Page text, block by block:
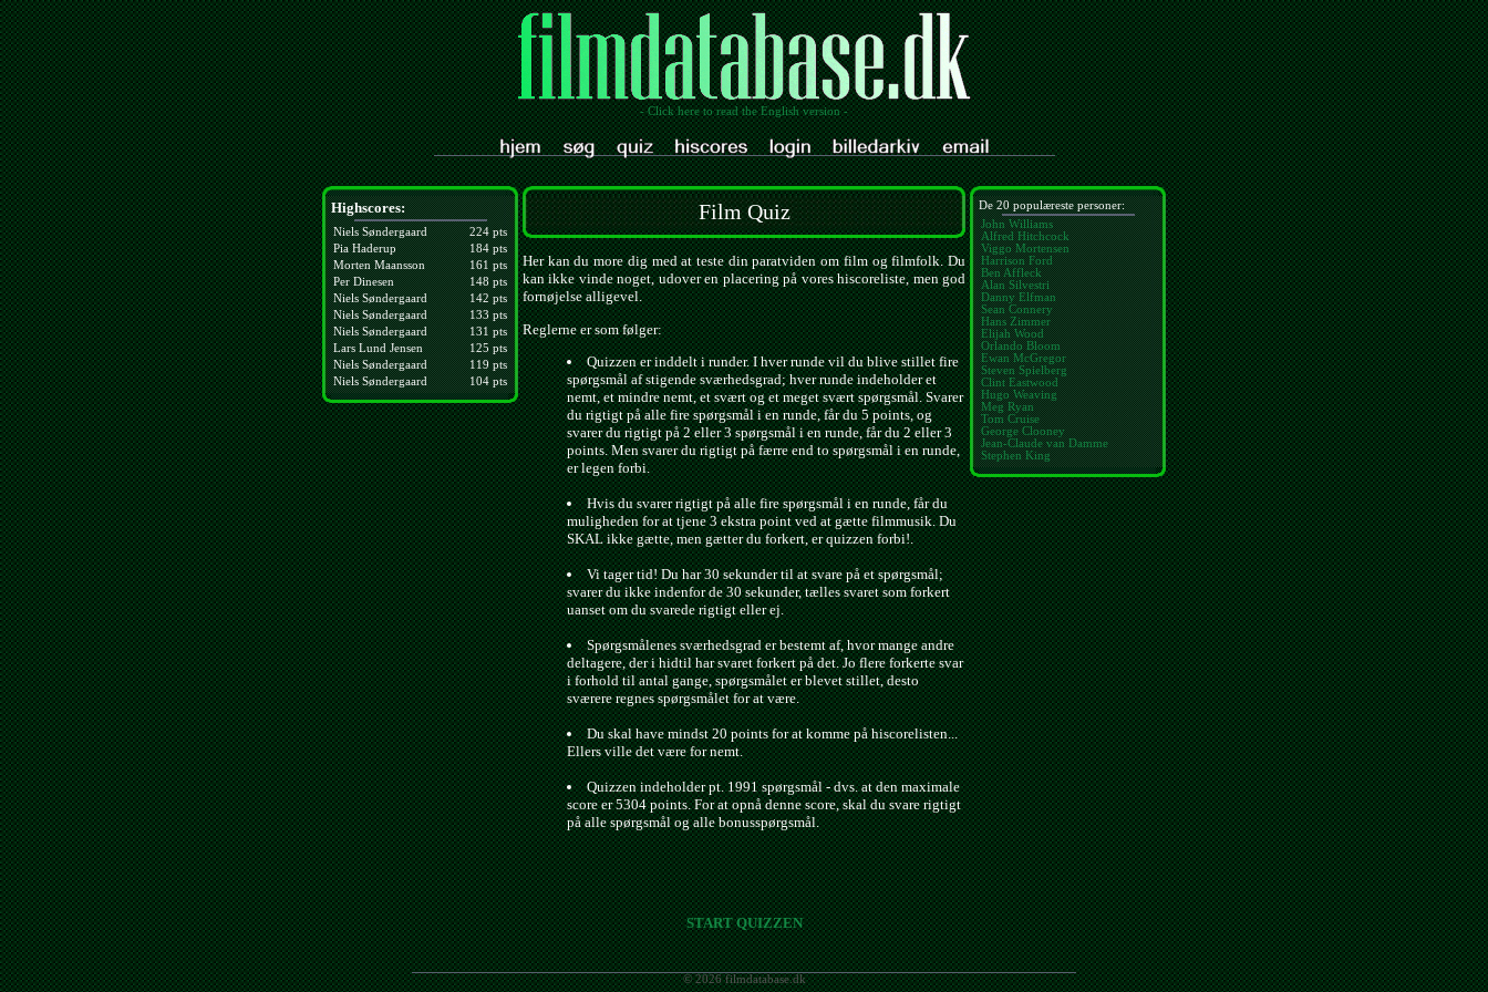
- Click here to read the English version -
Highscores:
Niels Søndergaard
224 pts
Pia Haderup
184 pts
Morten Maansson
161 pts
Per Dinesen
148 pts
Niels Søndergaard
142 pts
Niels Søndergaard
133 pts
Niels Søndergaard
131 pts
Lars Lund Jensen
125 pts
Niels Søndergaard
119 pts
Niels Søndergaard
104 pts
Film Quiz
Her kan du more dig med at teste din paratviden om film og filmfolk. Du
kan ikke vinde noget, udover en placering på vores hiscoreliste, men god
fornøjelse alligevel.
Reglerne er som følger:
Quizzen er inddelt i runder. I hver runde vil du blive stillet fire
spørgsmål af stigende sværhedsgrad; hver runde indeholder et
nemt, et mindre nemt, et svært og et meget svært spørgsmål. Svarer
du rigtigt på alle fire spørgsmål i en runde, får du 5 points, og
svarer du rigtigt på 2 eller 3 spørgsmål i en runde, får du 2 eller 3
points. Men svarer du rigtigt på færre end to spørgsmål i en runde,
er legen forbi.
Hvis du svarer rigtigt på alle fire spørgsmål i en runde, får du
muligheden for at tjene 3 ekstra point ved at gætte filmmusik. Du
SKAL ikke gætte, men gætter du forkert, er quizzen forbi!.
Vi tager tid! Du har 30 sekunder til at svare på et spørgsmål;
svarer du ikke indenfor de 30 sekunder, tælles svaret som forkert
uanset om du svarede rigtigt eller ej.
Spørgsmålenes sværhedsgrad er bestemt af, hvor mange andre
deltagere, der i hidtil har svaret forkert på det. Jo flere forkerte svar
i forhold til antal gange, spørgsmålet er blevet stillet, desto
sværere regnes spørgsmålet for at være.
Du skal have mindst 20 points for at komme på hiscorelisten...
Ellers ville det være for nemt.
Quizzen indeholder pt. 1991 spørgsmål - dvs. at den maximale
score er 5304 points. For at opnå denne score, skal du svare rigtigt
på alle spørgsmål og alle bonusspørgsmål.
START QUIZZEN
De 20 populæreste personer:
John Williams
Alfred Hitchcock
Viggo Mortensen
Harrison Ford
Ben Affleck
Alan Silvestri
Danny Elfman
Sean Connery
Hans Zimmer
Elijah Wood
Orlando Bloom
Ewan McGregor
Steven Spielberg
Clint Eastwood
Hugo Weaving
Meg Ryan
Tom Cruise
George Clooney
Jean-Claude van Damme
Stephen King
© 2026 filmdatabase.dk